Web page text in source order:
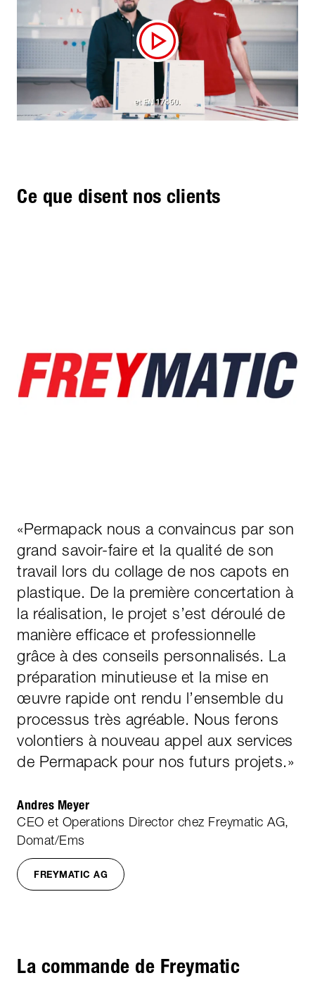
Ce que disent nos clients
«Permapack nous a convaincus par son
grand savoir-faire et la qualité de son
travail lors du collage de nos capots en
plastique. De la première concertation à
la réalisation, le projet s’est déroulé de
manière efficace et professionnelle
grâce à des conseils personnalisés. La
préparation minutieuse et la mise en
œuvre rapide ont rendu l’ensemble du
processus très agréable. Nous ferons
volontiers à nouveau appel aux services
de Permapack pour nos futurs projets.»
Andres Meyer
CEO et Operations Director chez Freymatic AG,
Domat/Ems
FREYMATIC AG
La commande de Freymatic